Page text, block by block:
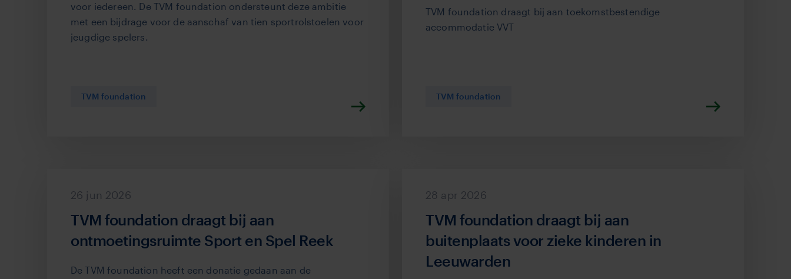
voor iedereen. De TVM foundation ondersteunt deze ambitie
met een bijdrage voor de aanschaf van tien sportrolstoelen voor
jeugdige spelers.
TVM foundation
TVM foundation draagt bij aan toekomstbestendige
accommodatie VVT
TVM foundation
26 jun 2026
TVM foundation draagt bij aan
ontmoetingsruimte Sport en Spel Reek
De TVM foundation heeft een donatie gedaan aan de
28 apr 2026
TVM foundation draagt bij aan
buitenplaats voor zieke kinderen in
Leeuwarden